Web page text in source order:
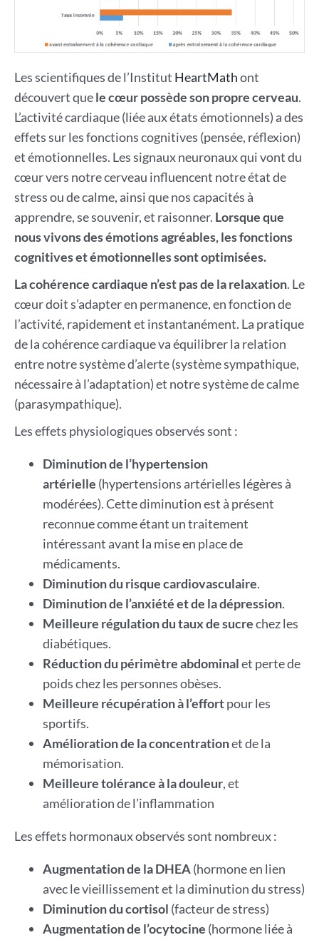
Les scientifiques de l’Institut HeartMathont
découvert quele cœur possède son propre cerveau.
L’activité cardiaque (liée aux états émotionnels) a des
effets sur les fonctions cognitives (pensée, réflexion)
et émotionnelles. Les signaux neuronaux qui vont du
cœur vers notre cerveau influencent notre état de
stress ou de calme, ainsi que nos capacités à
apprendre, se souvenir, et raisonner. Lorsque que
nous vivons des émotions agréables, les fonctions
cognitives et émotionnelles sont optimisées.
La cohérence cardiaque n’est pas de la relaxation. Le
cœur doit s’adapter en permanence, en fonction de
l’activité, rapidement et instantanément. La pratique
de la cohérence cardiaque va équilibrer la relation
entre notre système d’alerte (système sympathique,
nécessaire à l’adaptation) et notre système de calme
(parasympathique).
Les effets physiologiques observés sont :
Diminution de l’hypertension
artérielle (hypertensions artérielles légères à
modérées). Cette diminution est à présent
reconnue comme étant un traitement
intéressant avant la mise en place de
médicaments.
Diminution du risque cardiovasculaire.
Diminution de l’anxiété et de la dépression.
Meilleure régulation du taux de sucrechez les
diabétiques.
Réduction du périmètre abdominalet perte de
poids chez les personnes obèses.
Meilleure récupération à l’effortpour les
sportifs.
Amélioration de la concentrationet de la
mémorisation.
Meilleure tolérance à la douleur, et
amélioration de l’inflammation
Les effets hormonaux observés sont nombreux :
Augmentation de la DHEA(hormone en lien
avec le vieillissement et la diminution du stress)
Diminution du cortisol (facteur de stress)
Augmentation de l’ocytocine (hormone liée à